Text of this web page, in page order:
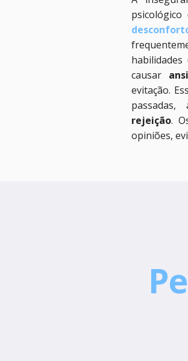
causar
evitação.
rejeição.
opiniões,